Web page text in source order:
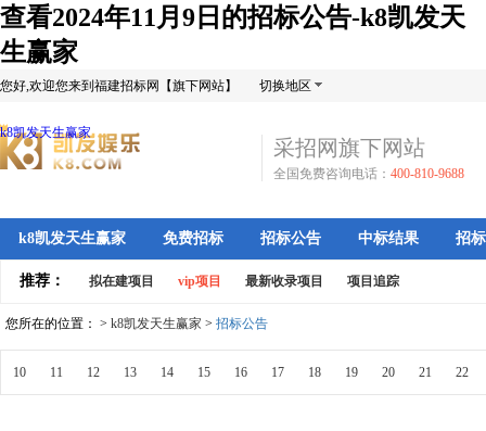
查看2024年11月9日的招标公告-k8凯发天
生赢家
您好,欢迎您来到福建招标网【旗下网站】 切换地区
k8凯发天生赢家
采招网旗下网站
全国免费咨询电话： 400-810-9688
k8凯发天生赢家 免费招标 招标公告 中标结果 招
推荐： 拟在建项目 vip项目 最新收录项目 项目追踪
您所在的位置： > k8凯发天生赢家 > 招标公告
10 11 12 13 14 15 16 17 18 19 20 21 22